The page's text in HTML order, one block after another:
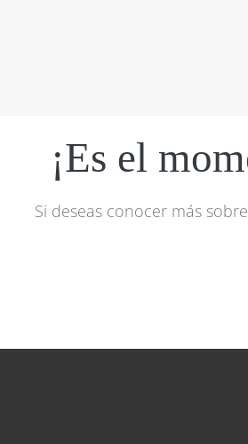
¡Es el
Si deseas conocer más